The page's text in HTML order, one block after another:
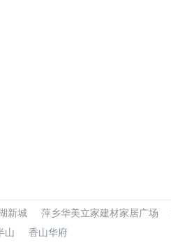
新城 萍乡华美立家建材家居广场
山 香山华府